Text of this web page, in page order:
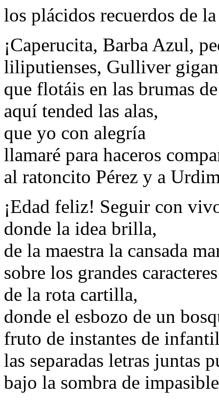
los plácidos recuerdos de
¡Caperucita, Barba Azul,
liliputienses, Gulliver
que flotáis en las brumas
aquí tended las alas,
que yo con alegría
llamaré para haceros
al ratoncito Pérez y a
¡Edad feliz! Seguir con
donde la idea brilla,
de la maestra la cansada
sobre los grandes
de la rota cartilla,
donde el esbozo de un
fruto de instantes de
las separadas letras juntas
bajo la sombra de